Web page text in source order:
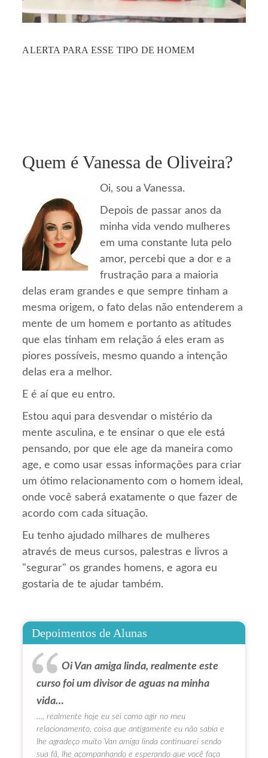
ALERTA PARA ESSE TIPO DE HOMEM
Quem é Vanessa de Oliveira?
Oi, sou a Vanessa.
Depois de passar anos da
minha vida vendo mulheres
em uma constante luta pelo
amor, percebi que a dor e a
frustração para a maioria
delas eram grandes e que sempre tinham a
mesma origem, o fato delas não entenderem a
mente de um homem e portanto as atitudes
que elas tinham em relação á eles eram as
piores possíveis, mesmo quando a intenção
delas era a melhor.
E é aí que eu entro.
Estou aqui para desvendar o mistério da
mente asculina, e te ensinar o que ele está
pensando, por que ele age da maneira como
age, e como usar essas informações para criar
um ótimo relacionamento com o homem ideal,
onde você saberá exatamente o que fazer de
acordo com cada situação.
Eu tenho ajudado milhares de mulheres
através de meus cursos, palestras e livros a
"segurar" os grandes homens, e agora eu
gostaria de te ajudar também.
Depoimentos de Alunas
Oi Van amiga linda, realmente este
curso foi um divisor de aguas na minha
vida…
…, realmente hoje eu sei como agir no meu
relacionamento, coisa que antigamente eu não sabia e
lhe agradeço muito Van amiga linda continuarei sendo
sua fã, lhe acompanhando e esperando que você faça